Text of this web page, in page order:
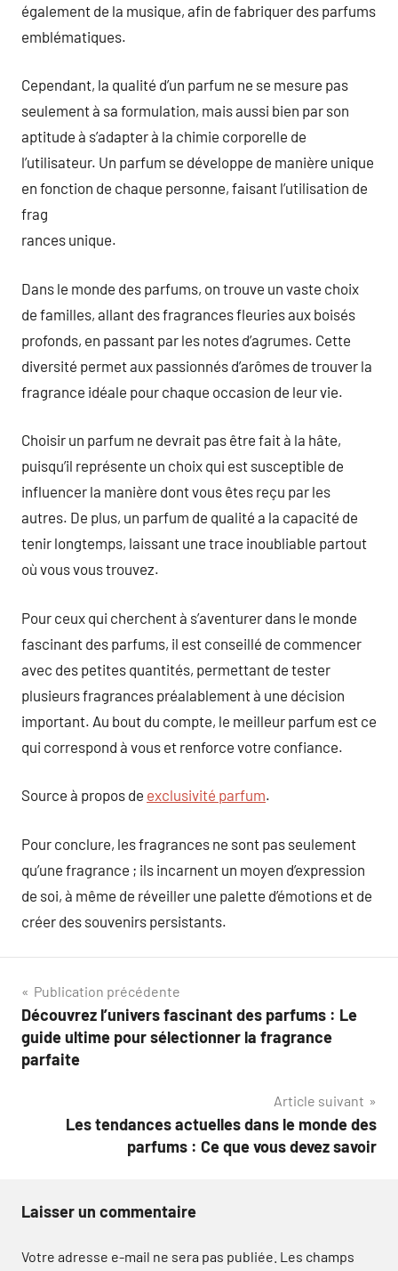
également de la musique, afin de fabriquer des parfums
emblématiques.
Cependant, la qualité d’un parfum ne se mesure pas
seulement à sa formulation, mais aussi bien par son
aptitude à s’adapter à la chimie corporelle de
l’utilisateur. Un parfum se développe de manière unique
en fonction de chaque personne, faisant l’utilisation de
frag
rances unique.
Dans le monde des parfums, on trouve un vaste choix
de familles, allant des fragrances fleuries aux boisés
profonds, en passant par les notes d’agrumes. Cette
diversité permet aux passionnés d’arômes de trouver la
fragrance idéale pour chaque occasion de leur vie.
Choisir un parfum ne devrait pas être fait à la hâte,
puisqu’il représente un choix qui est susceptible de
influencer la manière dont vous êtes reçu par les
autres. De plus, un parfum de qualité a la capacité de
tenir longtemps, laissant une trace inoubliable partout
où vous vous trouvez.
Pour ceux qui cherchent à s’aventurer dans le monde
fascinant des parfums, il est conseillé de commencer
avec des petites quantités, permettant de tester
plusieurs fragrances préalablement à une décision
important. Au bout du compte, le meilleur parfum est ce
qui correspond à vous et renforce votre confiance.
Source à propos de exclusivité parfum.
Pour conclure, les fragrances ne sont pas seulement
qu’une fragrance ; ils incarnent un moyen d’expression
de soi, à même de réveiller une palette d’émotions et de
créer des souvenirs persistants.
Navigation
de
l’article
Publication précédente
Découvrez l’univers fascinant des parfums : Le
guide ultime pour sélectionner la fragrance
parfaite
Article suivant
Les tendances actuelles dans le monde des
parfums : Ce que vous devez savoir
Laisser un commentaire
Votre adresse e-mail ne sera pas publiée. Les champs